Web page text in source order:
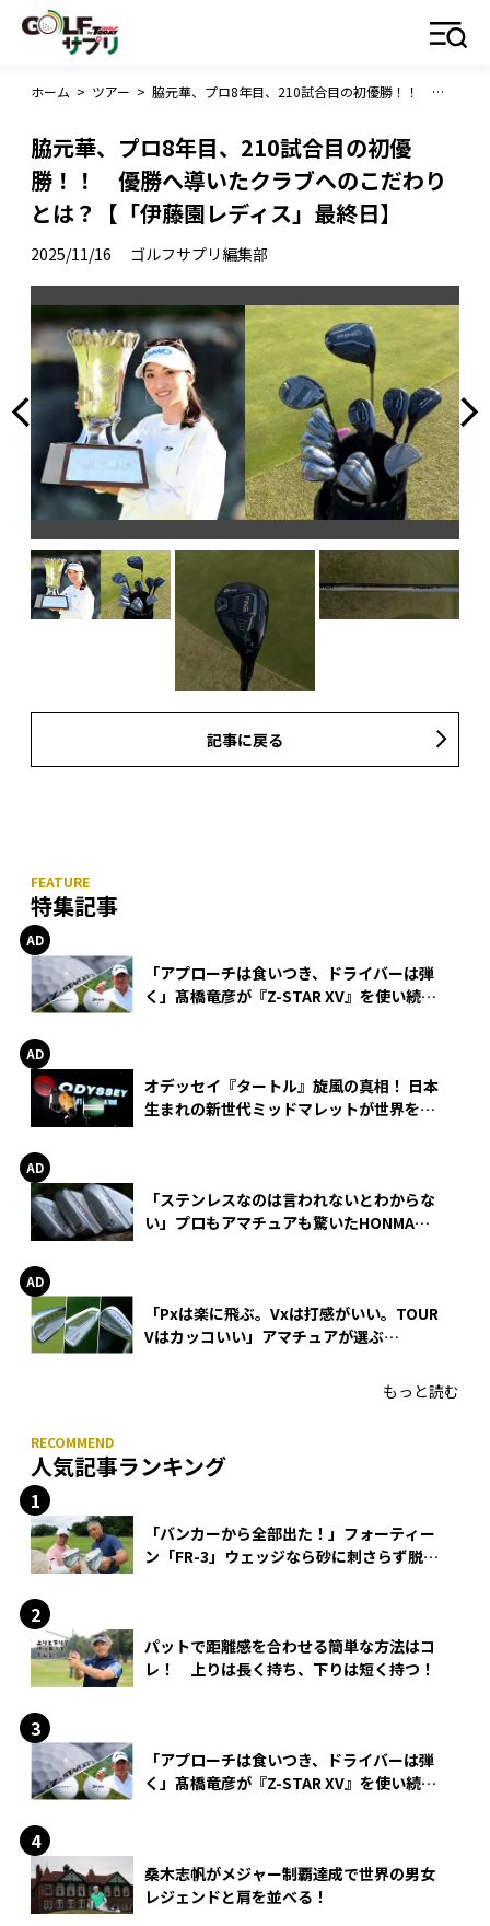
ホーム > ツアー > 脇元華、プロ8年目、210試合目の初優勝！！ 優勝へ導いたクラブへのこだわりとは？【「伊藤園レディス」最終日】
脇元華、プロ8年目、210試合目の初優
勝！！ 優勝へ導いたクラブへのこだわり
とは？【「伊藤園レディス」最終日】
2025/11/16 ゴルフサプリ編集部
記事に戻る
特集記事
「アプローチは食いつき、ドライバーは弾
く」髙橋竜彦が『Z-STAR XV』を使い続け
オデッセイ『タートル』旋風の真相！ 日本
生まれの新世代ミッドマレットが世界を席
「ステンレスなのは言われないとわからな
い」プロもアマチュアも驚いたHONMA
「Pxは楽に飛ぶ。Vxは打感がいい。TOUR
Vはカッコいい」アマチュアが選ぶ
もっと読む
人気記事ランキング
「バンカーから全部出た！」フォーティー
ン「FR-3」ウェッジなら砂に刺さらず脱出
パットで距離感を合わせる簡単な方法はコ
レ！ 上りは長く持ち、下りは短く持つ！
「アプローチは食いつき、ドライバーは弾
く」髙橋竜彦が『Z-STAR XV』を使い続け
桑木志帆がメジャー制覇達成で世界の男女
レジェンドと肩を並べる！